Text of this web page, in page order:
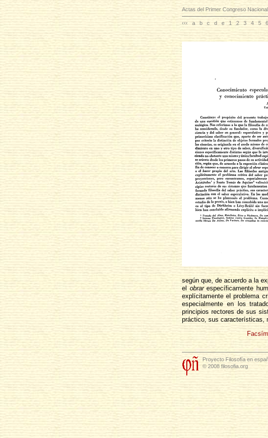
Actas del Primer Congreso
‹‹‹ a b c d e 1 2 3 4 5 6
según que, de acuerdo a la
el obrarespecíficamente
explícitamente el problema
especialmente en los
principios rectores de sus
práctico, sus características,
Proyecto Filosofía en
© 2008 filosofia.org